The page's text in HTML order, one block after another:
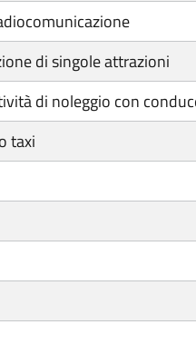
di singole attrazioni
di noleggio con
taxi